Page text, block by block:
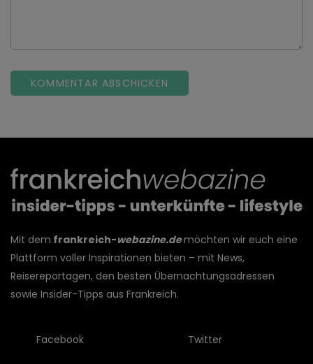
Mit dem frankreich-webazine.demöchten wir euch eine
Plattform voller Inspirationen bieten – mit News,
Reisereportagen, den besten Übernachtungsadressen
sowie Insider-Tipps aus Frankreich.
Facebook Twitter